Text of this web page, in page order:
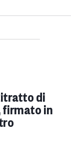
di
firmato in